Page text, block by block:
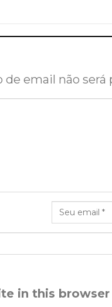
de email não será
in this